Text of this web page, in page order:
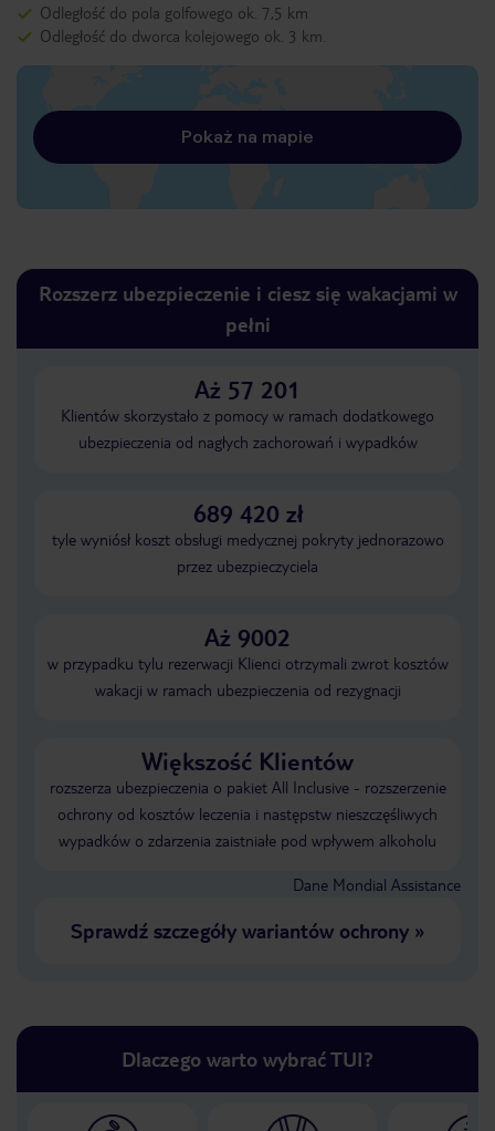
Odległość do pola golfowego ok. 7,5 km
Odległość do dworca kolejowego ok. 3 km.
Pokaż na mapie
Rozszerz ubezpieczenie i ciesz się wakacjami w
pełni
Aż 57 201
Klientów skorzystało z pomocy w ramach dodatkowego
ubezpieczenia od nagłych zachorowań i wypadków
689 420 zł
tyle wyniósł koszt obsługi medycznej pokryty jednorazowo
przez ubezpieczyciela
Aż 9002
w przypadku tylu rezerwacji Klienci otrzymali zwrot kosztów
wakacji w ramach ubezpieczenia od rezygnacji
Większość Klientów
rozszerza ubezpieczenia o pakiet All Inclusive - rozszerzenie
ochrony od kosztów leczenia i następstw nieszczęśliwych
wypadków o zdarzenia zaistniałe pod wpływem alkoholu
Dane Mondial Assistance
Sprawdź szczegóły wariantów ochrony»
Dlaczego warto wybrać TUI?